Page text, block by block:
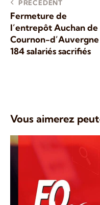
PRÉCÉDENT
Fermeture de
l’entrepôt Auchan de
Cournon-d’Auvergne
184 salariés sacrifiés
Vous aimerez